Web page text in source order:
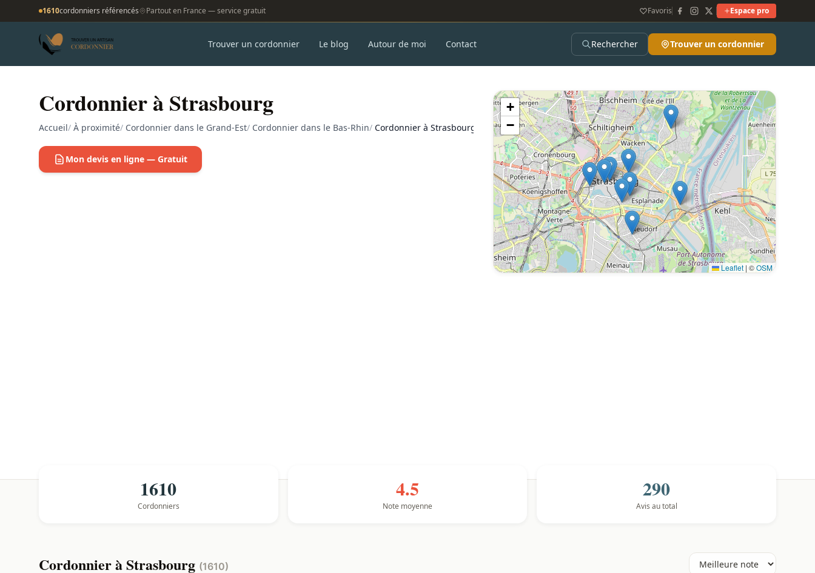
1610cordonniers référencés Partout en France — service gratuit Favoris Espace pro
Trouver un cordonnier Le blog Autour de moi Contact Rechercher Trouver un cordonnier
Cordonnier à Strasbourg
Accueil/ À proximité/ Cordonnier dans le Grand-Est/ Cordonnier dans le Bas-Rhin/ Cordonnier à Strasbourg
Mon devis en ligne — Gratuit
+
−
Leaflet | ©OSM
1610
Cordonniers
4.5
Note moyenne
290
Avis au total
Cordonnier à Strasbourg (1610)